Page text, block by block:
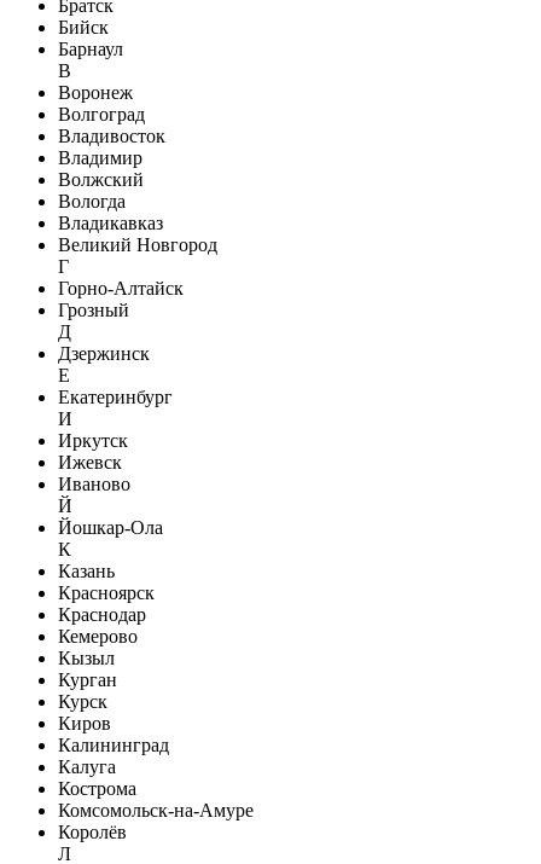
Братск
Бийск
Барнаул
В
Воронеж
Волгоград
Владивосток
Владимир
Волжский
Вологда
Владикавказ
Великий Новгород
Г
Горно-Алтайск
Грозный
Д
Дзержинск
Е
Екатеринбург
И
Иркутск
Ижевск
Иваново
Й
Йошкар-Ола
К
Казань
Красноярск
Краснодар
Кемерово
Кызыл
Курган
Курск
Киров
Калининград
Калуга
Кострома
Комсомольск-на-Амуре
Королёв
Л